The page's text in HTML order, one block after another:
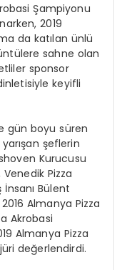
Şampiyonu
2019
da katılan ünlü
sahne olan
sponsor
keyifli
gün boyu süren
şeflerin
Kurucusu
Pizza
Bülent
Almanya Pizza
Akrobasi
Almanya Pizza
değerlendirdi.